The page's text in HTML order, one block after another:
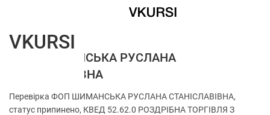
ФОП ШИМАНСЬКА РУСЛАНА
СТАНІСЛАВІВНА
Перевірка ФОП ШИМАНСЬКА РУСЛАНА СТАНІСЛАВІВНА,
статус припинено, КВЕД 52.62.0 РОЗДРІБНА ТОРГІВЛЯ З
VKURSI